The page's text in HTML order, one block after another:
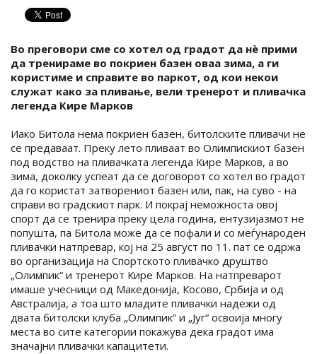
Во преговори сме со хотел од градот да нѐ прими
да тренираме во покриен базен оваа зима, а ги
користиме и справите во паркот, од кои некои
служат како за пливање, вели тренерот и пливачка
легенда Кире Марков
Иако Битола нема покриен базен, битолските пливачи не
се предаваат. Преку лето пливаат во Олимпискиот базен
под водство на пливачката легенда Кире Марков, а во
зима, доколку успеат да се договорот со хотел во градот
да го користат затворениот базен или, пак, на суво - на
справи во градскиот парк. И покрај неможноста овој
спорт да се тренира преку цела година, ентузијазмот не
попушта, па Битола може да се пофали и со меѓународен
пливачки натпревар, кој на 25 август по 11. пат се одржа
во организација на Спортското пливачко друштво
„Олимпик“ и тренерот Кире Марков. На натпреварот
имаше учесници од Македонија, Косово, Србија и од
Австралија, а тоа што младите пливачки надежи од
двата битолски клуба „Олимпик“ и „Југ“ освоија многу
места во сите категории покажува дека градот има
значајни пливачки капацитети.